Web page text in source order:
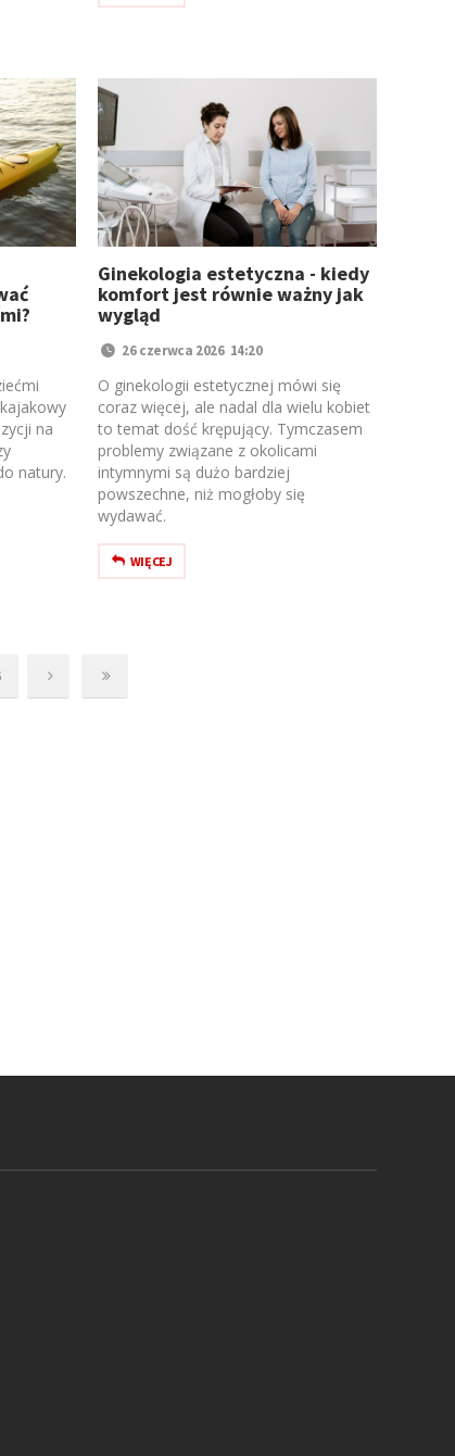
na
natury.
Ginekologia estetyczna - kiedy
komfort jest równie ważny jak
wygląd
26 czerwca 2026 14:20
O ginekologii estetycznej mówi się
coraz więcej, ale nadal dla wielu kobiet
to temat dość krępujący. Tymczasem
problemy związane z okolicami
intymnymi są dużo bardziej
powszechne, niż mogłoby się
wydawać.
WIĘCEJ